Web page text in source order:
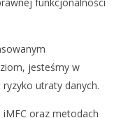
jesteśmy w
utraty danych.
iMFC oraz metodach